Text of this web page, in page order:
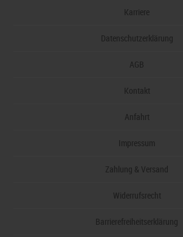
Karriere
Datenschutzerklärung
AGB
Kontakt
Anfahrt
Impressum
Zahlung & Versand
Widerrufsrecht
Barrierefreiheitserklärung